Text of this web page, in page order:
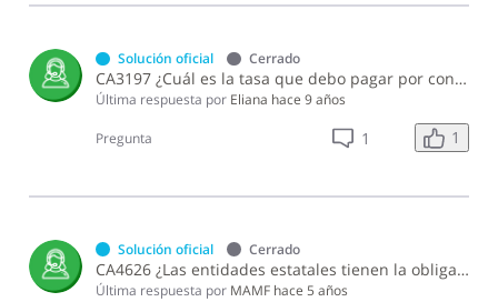
Solución oficial Cerrado
CA3197 ¿Cuál es la tasa que debo pagar por concepto del Impuesto Sustitutivo Sobre Retribuciones Complementarias?
Última respuesta por Eliana hace 9 años
Pregunta 1 1
Solución oficial Cerrado
CA4626 ¿Las entidades estatales tienen la obligación de presentar y pagar el Impuesto Sustitutivo sobre Retribuciones Complementarias?
Última respuesta por MAMF hace 5 años